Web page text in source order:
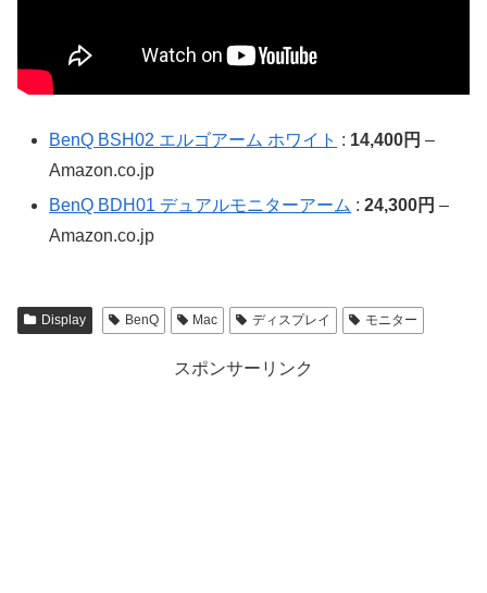
BenQ BSH02 エルゴアーム ホワイト : 14,400円 –
Amazon.co.jp
BenQ BDH01 デュアルモニターアーム :24,300円 –
Amazon.co.jp
Display BenQ Mac ディスプレイ モニター
スポンサーリンク